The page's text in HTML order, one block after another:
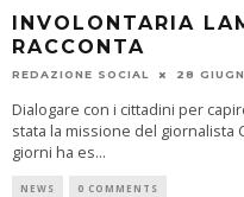
INVOLONTARIA
RACCONTA
REDAZIONE SOCIAL 28
Dialogare con i cittadini per
stata la missione del giornalista
giorni ha es...
NEWS 0 COMMENTS